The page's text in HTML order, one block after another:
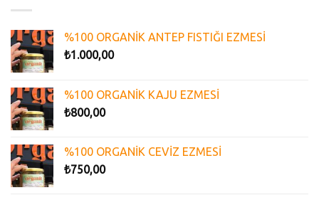
%100 ORGANİK ANTEP FISTIĞI EZMESİ
₺1.000,00
%100 ORGANİK KAJU EZMESİ
₺800,00
%100 ORGANİK CEVİZ EZMESİ
₺750,00